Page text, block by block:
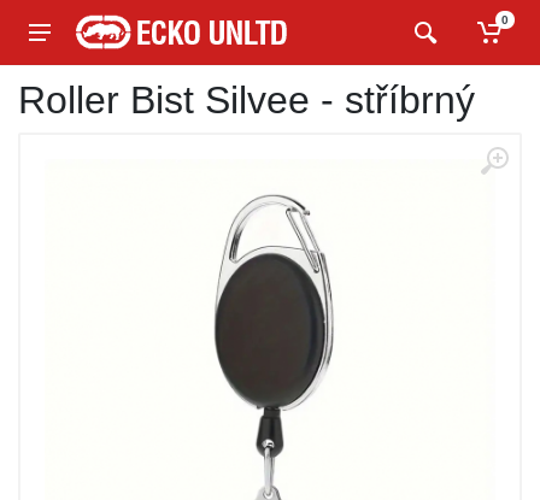
0
Roller Bist Silvee - stříbrný